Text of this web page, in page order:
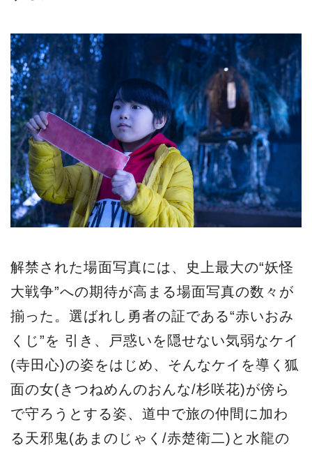
解禁された場面写真には、史上最大の“妖怪
大戦争”への期待が高まる場面写真の数々が
揃った。選ばれし勇者の証である“赤いおみ
くじ”を 引き、戸惑いを隠せない気弱なケイ
(寺田心)の姿をはじめ、そんなケイを導く狐
面の女(きつねめんのおんな/杉咲花)が傍ら
で守ろうとする姿、道中で旅の仲間に加わ
る天邪鬼(あまのじゃく/赤楚衛二)と水龍の